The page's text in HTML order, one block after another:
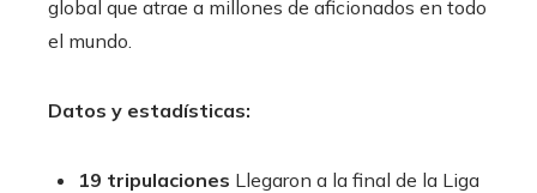
global que atrae a millones de aficionados en todo
el mundo.
Datos y estadísticas:
19 tripulaciones Llegaron a la final de la Liga